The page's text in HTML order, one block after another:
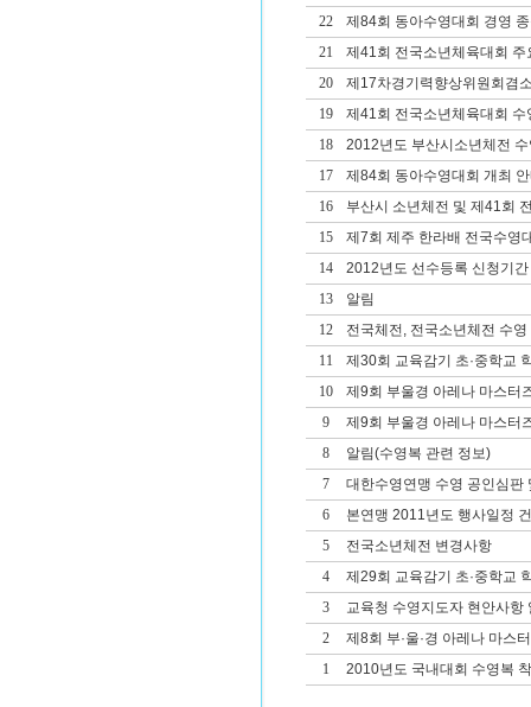
22
제84회 동아수영대회 경영
21
제41회 전국소년체육대회 주
20
제17차경기력향상위원회겸
19
제41회 전국소년체육대회 수
18
2012년도 부산시소년체전
17
제84회 동아수영대회 개최
16
부산시 소년체전 및 제41회
15
제7회 제주 한라배 전국수영
14
2012년도 선수등록 신청기간
13
알림
12
전국체전, 전국소년체전 수
11
제30회 교육감기 초·중학교
10
제9회 부울경 아레나 마스터
9
제9회 부울경 아레나 마스터
8
알림(수영복 관련 정보)
7
대한수영연맹 수영 공인심판
6
본연맹 2011년도 행사일정 건
5
전국소년체전 변경사항
4
제29회 교육감기 초·중학교
3
교육청 수영지도자 현안사항
2
제8회 부·울·경 아레나 마스
1
2010년도 국내대회 수영복